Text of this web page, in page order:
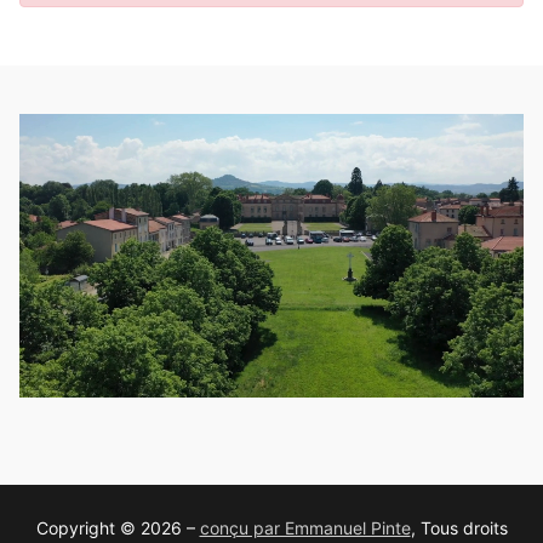
Copyright © 2026 – conçu par Emmanuel Pinte, Tous droits